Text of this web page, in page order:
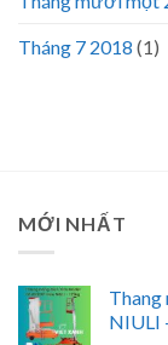
Tháng 7 2018 (1)
MỚI NHẤT
Thang
NIULI